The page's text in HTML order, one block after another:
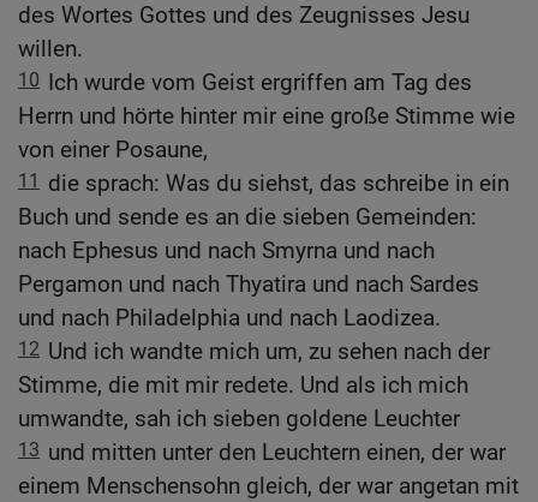
des Wortes Gottes und des Zeugnisses Jesu
willen.
10 Ich wurde vom Geist ergriffen am Tag des
Herrn und hörte hinter mir eine große Stimme wie
von einer Posaune,
11
die sprach: Was du siehst, das schreibe in ein
Buch und sende es an die sieben Gemeinden:
nach Ephesus und nach Smyrna und nach
Pergamon und nach Thyatira und nach Sardes
und nach Philadelphia und nach Laodizea.
12 Und ich wandte mich um, zu sehen nach der
Stimme, die mit mir redete. Und als ich mich
umwandte, sah ich sieben goldene Leuchter
13 und mitten unter den Leuchtern einen, der war
einem Menschensohn gleich, der war angetan mit